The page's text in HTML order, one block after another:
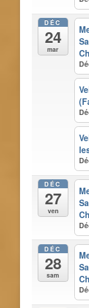
DÉC
24
mar
DÉC
27
ven
DÉC
28
sam